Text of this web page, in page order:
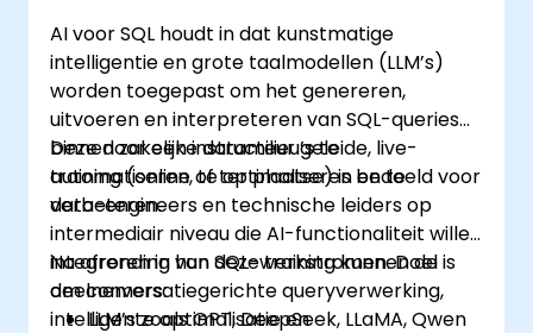
AI voor SQL houdt in dat kunstmatige
intelligentie en grote taalmodellen (LLM’s)
worden toegepast om het genereren,
uitvoeren en interpreteren van SQL-queries
binnen zakelijke datamilieu’s te
automatiseren, te optimaliseren en te
verbeteren.
Deze door een instructeur geleide, live-
training (online of ter plaatse) is bedoeld voor
data-engineers en technische leiders op
intermediair niveau die AI-functionaliteit willen
integreren in hun SQL-werkstromen. Doel is
om conversatiegerichte queryverwerking,
intelligente optimalisatie en
Na afronding van deze training kunnen de
deelnemers:
LLM’s zoals GPT, DeepSeek, LLaMA, Qwen